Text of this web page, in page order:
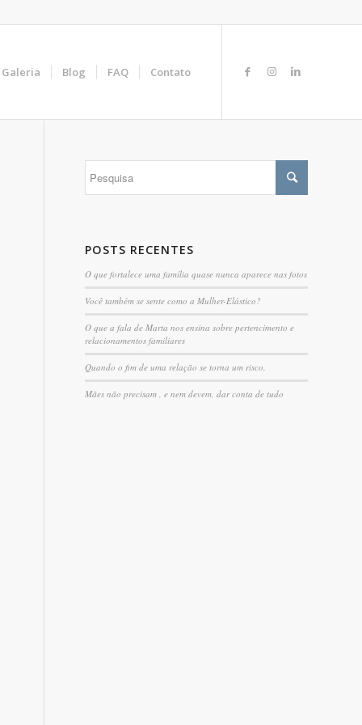
Galeria Blog FAQ Contato
POSTS RECENTES
O que fortalece uma família quase nunca aparece nas fotos
Você também se sente como a Mulher-Elástico?
O que a fala de Marta nos ensina sobre pertencimento e
relacionamentos familiares
Quando o fim de uma relação se torna um risco.
Mães não precisam , e nem devem, dar conta de tudo